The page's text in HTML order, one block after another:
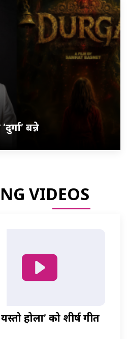
बन्ने
VIDEOS
होला’ को शीर्ष गीत